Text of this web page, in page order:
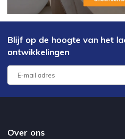
Blijf op de hoogte van het
ontwikkelingen
Over ons